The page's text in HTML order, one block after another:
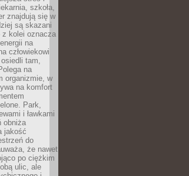
szkoła,
znajdują się w
są skazani
z kolei oznacza
na
człowiekowi
tam,
na
organizmie, w
na komfort
Park,
i ławkami
obniża
jakość
do
że nawet
po ciężkim
ulic, ale